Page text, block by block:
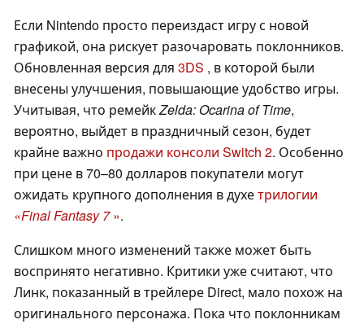
Если Nintendo просто переиздаст игру с новой
графикой, она рискует разочаровать поклонников.
Обновленная версия для 3DS , в которой были
внесены улучшения, повышающие удобство игры.
Учитывая, что ремейкZelda: Ocarina of Time,
вероятно, выйдет в праздничный сезон, будет
крайне важно продажи консоли Switch 2. Особенно
при цене в 70–80 долларов покупатели могут
ожидать крупного дополнения в духетрилогии
«Final Fantasy 7».
Слишком много изменений также может быть
воспринято негативно. Критики уже считают, что
Линк, показанный в трейлере Direct, мало похож на
оригинального персонажа. Пока что поклонникам